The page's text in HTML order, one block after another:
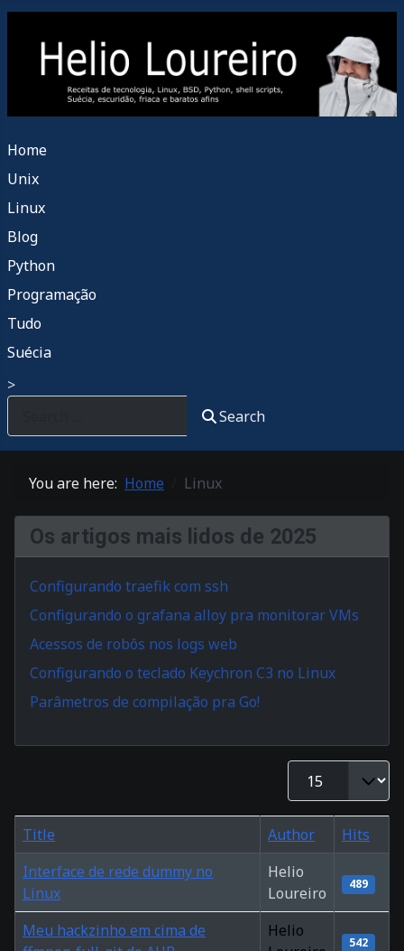
Home
Unix
Linux
Blog
Python
Programação
Tudo
Suécia
>
Search
You are here: Home Linux
Os artigos mais lidos de 2025
Configurando traefik com ssh
Configurando o grafana alloy pra monitorar VMs
Acessos de robôs nos logs web
Configurando o teclado Keychron C3 no Linux
Parâmetros de compilação pra Go!
Display #
Title Author
Hits
Interface de rede dummy no
Linux
Helio
Loureiro
489
Meu hackzinho em cima de
Helio
542